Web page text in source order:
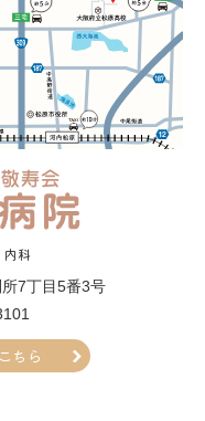
内科
7丁目5番3号
ちら